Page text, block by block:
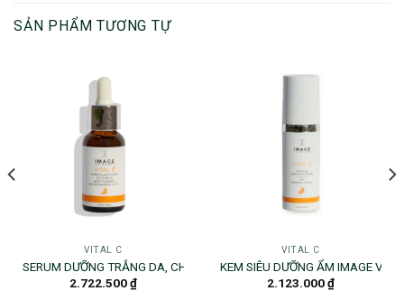
SẢN PHẨM TƯƠNG TỰ
VITAL C
SERUM DƯỠNG TRẮNG DA, CHỐNG LÃO HÓA GIÚP PHỤC HỒI DA –
2.722.500₫
VITAL C
KEM SIÊU DƯỠNG ẨM IMAGE
2.123.000₫
DA CĂNG MỊN, NGỪA LÃO HÓA – VITAL C HYDRATING ANTI-AGING